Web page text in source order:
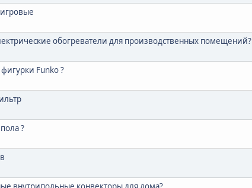
обогреватели для производственных помещений?
Funko ?
?